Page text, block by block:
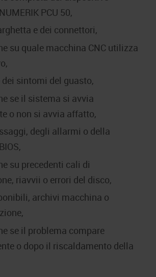
PCU 50,
e dei connettori,
su quale macchina CNC utilizza
sintomi del guasto,
se il sistema si avvia
o non si avvia affatto,
degli allarmi o della
su precedenti cali di
riavvii o errori del disco,
archivi macchina o
se il problema compare
o dopo il riscaldamento della